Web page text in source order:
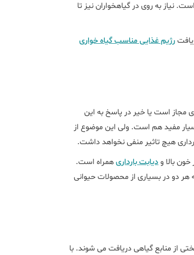
8/1 برابر ساير مادران باردار است. نياز به روى در گياهخواران نيز تا
رژیم غذایی مناسب گیاه خواری
مجاز است یا خیر در پاسخ به این
مفید هم است. ولی این موضوع از
هیچ تاثیر منفی نخواهد داشت.
بالا ودیابت بارداریهمراه است.
هر دو در بسیاری از محصولات حیوانی
از منابع گیاهی دریافت می شوند. با